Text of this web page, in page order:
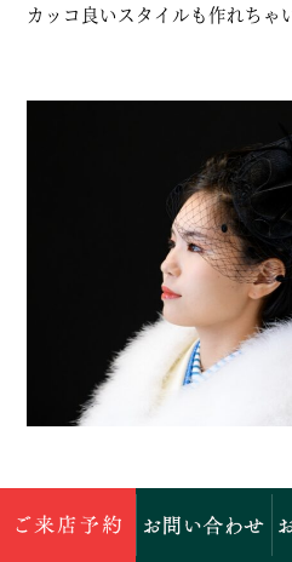
カッコ良いスタイルも作れちゃ
写真撮影の時に、髪飾りを変え